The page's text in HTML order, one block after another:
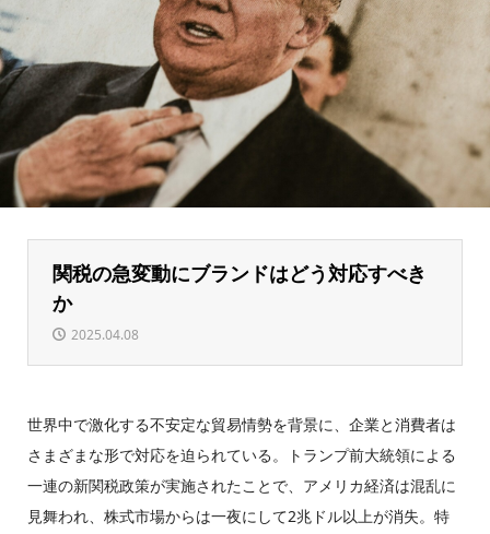
関税の急変動にブランドはどう対応すべき
か
2025.04.08
世界中で激化する不安定な貿易情勢を背景に、企業と消費者は
さまざまな形で対応を迫られている。トランプ前大統領による
一連の新関税政策が実施されたことで、アメリカ経済は混乱に
見舞われ、株式市場からは一夜にして2兆ドル以上が消失。特